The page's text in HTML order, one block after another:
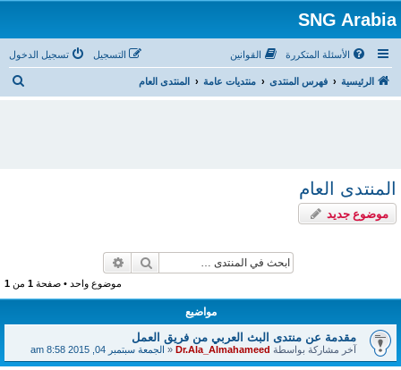
SNG Arabia
الأسئلة المتكررة القوانين تسجيل الدخول التسجيل
الرئيسية فهرس المنتدى منتديات عامة المنتدى العام
المنتدى العام
موضوع جديد
بحث
موضوع واحد • صفحة 1 من 1
مواضيع
مقدمة عن منتدى البث العربي من فريق العمل
آخر مشاركة بواسطة Dr.Ala_Almahameed
« الجمعة سبتمبر 04, 2015 8:58 am